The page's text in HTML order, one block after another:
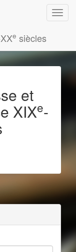
e siècles
et
XIXe-